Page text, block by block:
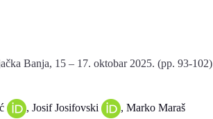
Banja, 15 – 17. oktobar 2025. (pp. 93-102)
, Josif Josifovski , Marko Maraš